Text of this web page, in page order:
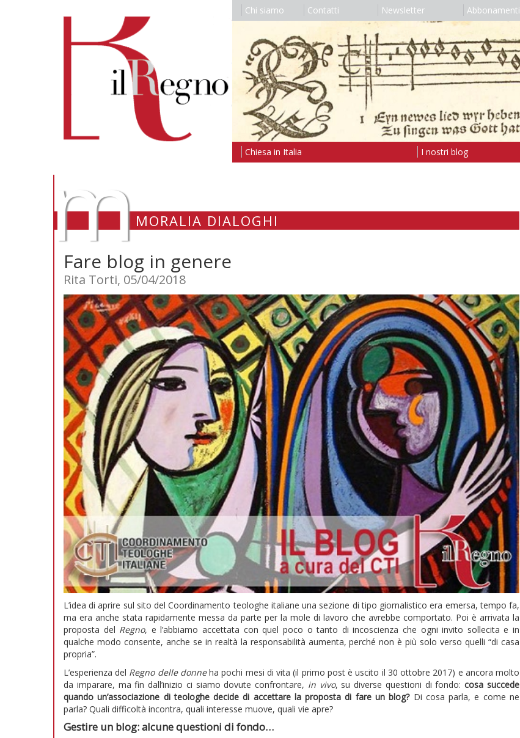
Chi siamo Contatti Newsletter Abbonamenti
Chiesa in Italia I nostri blog
mMORALIA DIALOGHI
Fare blog in genere
Rita Torti, 05/04/2018
L’idea di aprire sul sito del Coordinamento teologhe italiane una sezione di tipo giornalistico era emersa, tempo fa,
ma era anche stata rapidamente messa da parte per la mole di lavoro che avrebbe comportato. Poi è arrivata la
proposta del Regno, e l’abbiamo accettata con quel poco o tanto di incoscienza che ogni invito sollecita e in
qualche modo consente, anche se in realtà la responsabilità aumenta, perché non è più solo verso quelli “di casa
propria”.
L’esperienza del Regno delle donneha pochi mesi di vita (il primo post è uscito il 30 ottobre 2017) e ancora molto
da imparare, ma fin dall’inizio ci siamo dovute confrontare, in vivo, su diverse questioni di fondo:cosa succede
quando un’associazione di teologhe decide di accettare la proposta di fare un blog? Di cosa parla, e come ne
parla? Quali difficoltà incontra, quali interesse muove, quali vie apre?
Gestire un blog: alcune questioni di fondo…